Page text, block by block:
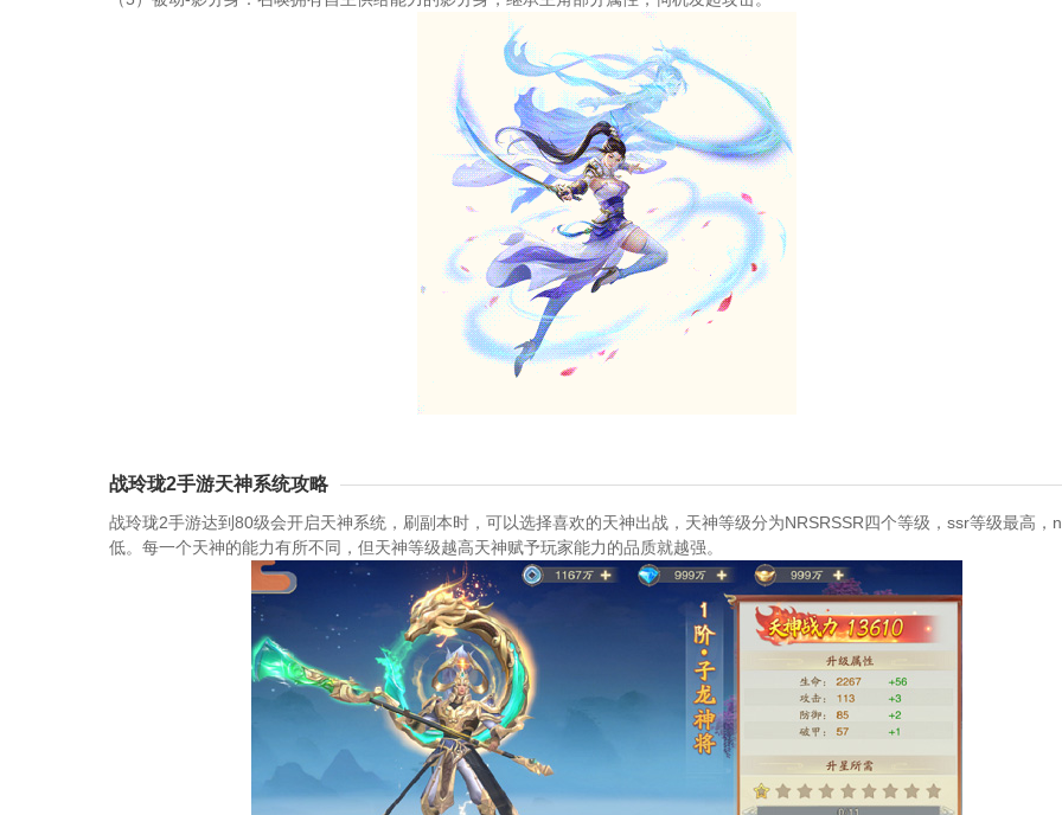
战玲珑2手游天神系统攻略
战玲珑2手游达到80级会开启天神系统，刷副本时，可以选择喜欢的天神出战，天神等级分为NRSRSSR四个等级，ssr等级最高，
低。每一个天神的能力有所不同，但天神等级越高天神赋予玩家能力的品质就越强。